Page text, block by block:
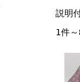
説明
1件